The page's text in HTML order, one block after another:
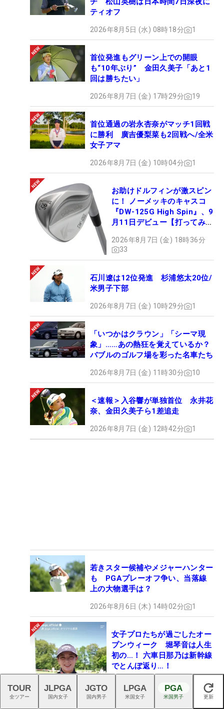
ティオフ
2026年8月5日 (水) 08時18分 1
首位発進もグリーン上での開眼
も“10年ぶり” 金田久美子「あと1
回は勝ちたい」
2026年8月7日 (金) 17時29分 19
首位通過の岩永杏奈がマッチ1回戦
に勝利 廣吉優梨菜も2回戦へ/全米
女子アマ
2026年8月7日 (金) 10時04分 1
お助けドルフィンが激スピン
に！ ノーメッキのキャスコ
『DW-125G High Spin』、9
月11日デビュー【打ってみ
2026年8月7日 (金) 18時36分
33
石川遼は12位発進 杉浦悠太20位/
米男子下部
2026年8月7日 (金) 10時29分 1
「いつかはクラウン」「シーマ現
象」……あの熱狂を覚えているか？
バブルのゴルフ場を彩った名車たち
2026年8月7日 (金) 11時30分 10
＜速報＞入谷響が単独首位 永井花
奈、金田久美子ら1差追走
2026年8月7日 (金) 12時42分 1
若きスター候補やメジャーハンター
も PGAプレーオフ争い、当落線
上の大物選手は？
2026年8月6日 (木) 14時02分 1
女子プロたちが過ごしたオー
プンウィーク 堀琴音は人生
初の…！ 六車日那乃は新幹線
でとんぼ返り…！
2026年8月7日 (金) 11時57分
閉じる
TOUR
全ツアー
JLPGA
国内女子
JGTO
国内男子
LPGA
米国女子
PGA
米国男子 更新